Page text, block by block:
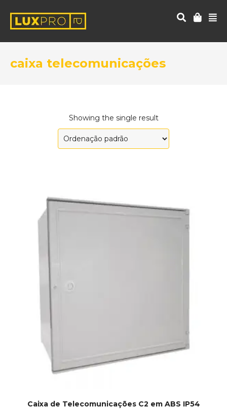
caixa telecomunicações
Showing the single result
Caixa de Telecomunicações C2 em ABS IP54